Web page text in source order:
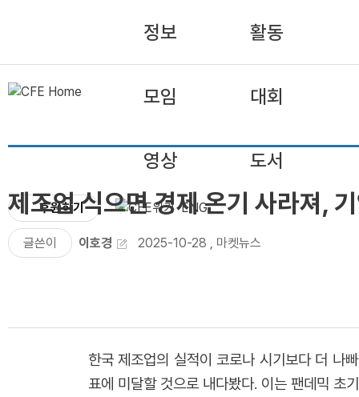
정보 활동
모임 대회
영상 도서
후원하기 ENG
제조업 식으면 경제 온기 사라져,
글쓴이 이호경 2025-10-28 , 마켓뉴스
한국 제조업의 실적이 코로나 시기보다 더 나
표에 미달할 것으로 내다봤다. 이는 팬데믹 초